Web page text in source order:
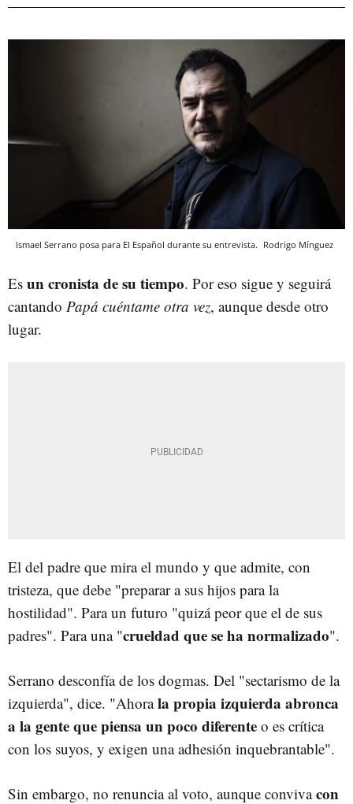
Ismael Serrano posa para El Español durante su entrevista. Rodrigo Mínguez
Es un cronista de su tiempo. Por eso sigue y seguirá
cantando Papá cuéntame otra vez, aunque desde otro
lugar.
El del padre que mira el mundo y que admite, con
tristeza, que debe "preparar a sus hijos para la
hostilidad". Para un futuro "quizá peor que el de sus
padres". Para una "crueldad que se ha normalizado".
Serrano desconfía de los dogmas. Del "sectarismo de la
izquierda", dice. "Ahorala propia izquierda abronca
a la gente que piensa un poco diferente o es crítica
con los suyos, y exigen una adhesión inquebrantable".
Sin embargo, no renuncia al voto, aunque convivacon